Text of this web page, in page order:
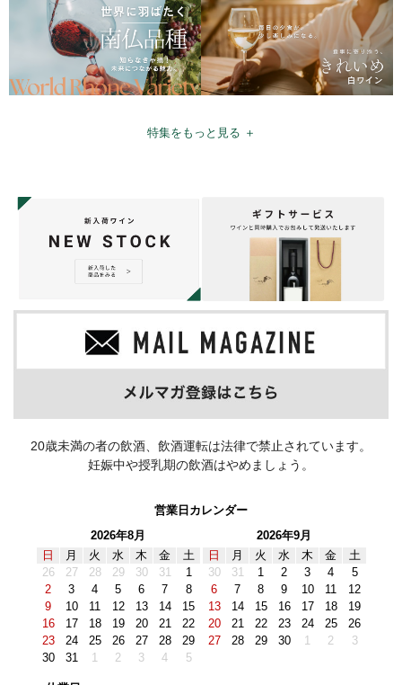
特集をもっと見る ＋
20歳未満の者の飲酒、飲酒運転は法律で禁止されています。
妊娠中や授乳期の飲酒はやめましょう。
営業日カレンダー
2026年8月
日
月 火 水 木 金
土
26
27 28 29 30 31
1
2
3 4 5 6 7
8
9
10 11 12 13 14
15
16
17 18 19 20 21
22
23
24 25 26 27 28
29
30
31 1 2 3 4 5
2026年9月
日
月 火 水 木 金
土
30
31 1 2 3 4
5
6
7 8 9 10 11
12
13
14 15 16 17 18
19
20
21 22 23 24 25
26
27
28 29 30 1 2 3